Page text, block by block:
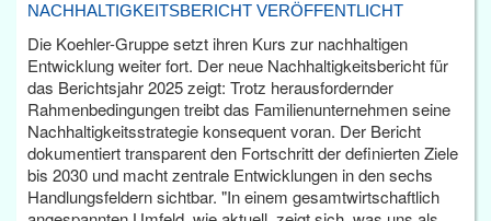
NACHHALTIGKEITSBERICHT VERÖFFENTLICHT
Die Koehler-Gruppe setzt ihren Kurs zur nachhaltigen
Entwicklung weiter fort. Der neue Nachhaltigkeitsbericht für
das Berichtsjahr 2025 zeigt: Trotz herausfordernder
Rahmenbedingungen treibt das Familienunternehmen seine
Nachhaltigkeitsstrategie konsequent voran. Der Bericht
dokumentiert transparent den Fortschritt der definierten Ziele
bis 2030 und macht zentrale Entwicklungen in den sechs
Handlungsfeldern sichtbar. "In einem gesamtwirtschaftlich